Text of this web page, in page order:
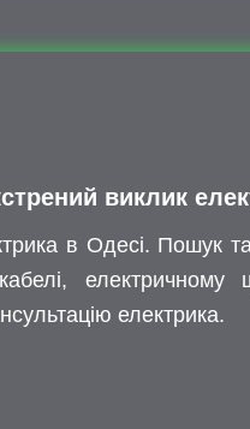
виклик
в Одесі. Пошук
електрика.